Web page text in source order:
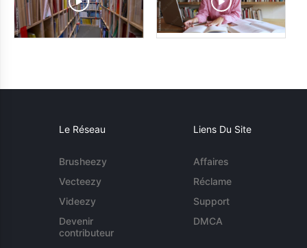
Le Réseau
Brusheezy
Vecteezy
Videezy
Devenir
contributeur
Liens Du Site
Affaires
Réclame
Support
DMCA